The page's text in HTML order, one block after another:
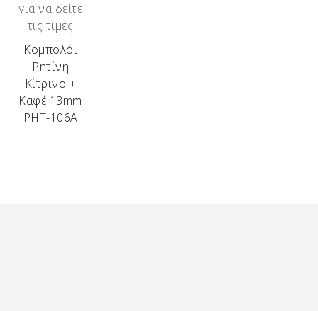
για να δείτε
τις τιμές
Κομπολόι
Ρητίνη
Κίτρινο +
Καφέ 13mm
ΡΗΤ-106Α